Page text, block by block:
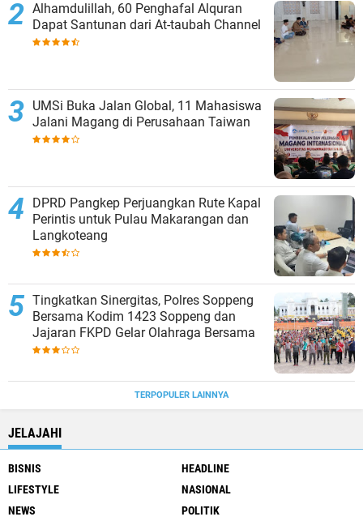
Alhamdulillah, 60 Penghafal Alquran
Dapat Santunan dari At-taubah Channel
UMSi Buka Jalan Global, 11 Mahasiswa
Jalani Magang di Perusahaan Taiwan
DPRD Pangkep Perjuangkan Rute Kapal
Perintis untuk Pulau Makarangan dan
Langkoteang
Tingkatkan Sinergitas, Polres Soppeng
Bersama Kodim 1423 Soppeng dan
Jajaran FKPD Gelar Olahraga Bersama
TERPOPULER LAINNYA
JELAJAHI
BISNIS
HEADLINE
LIFESTYLE
NASIONAL
NEWS
POLITIK